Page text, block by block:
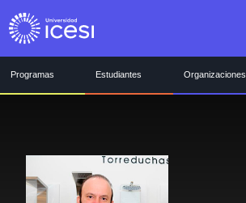
Programas Estudiantes Organizaciones